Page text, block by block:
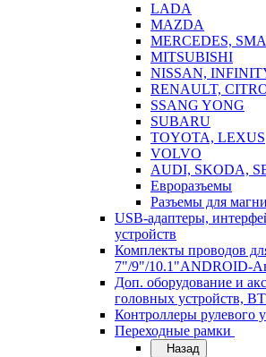
LADA
MAZDA
MERCEDES,
MITSUBISHI
NISSAN,
RENAULT,
SSANG YONG
SUBARU
TOYOTA, LEXUS
VOLVO
AUDI, SKODA,
Евроразъемы
Разъемы для
USB-адаптеры,
устройств
Комплекты проводов
7"/9"/10.1"ANDROID-
Доп. оборудование и
головных устройств,
Контроллеры рулевого
Переходные рамки
Назад